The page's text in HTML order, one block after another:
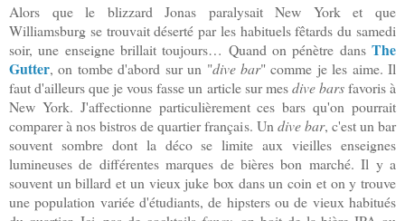
Alors que le blizzard Jonas paralysait New York et que
Williamsburg se trouvait déserté par les habituels fêtards du samedi
soir, une enseigne brillait toujours… Quand on pénètre dans The
Gutter, on tombe d'abord sur un "dive bar" comme je les aime. Il
faut d'ailleurs que je vous fasse un article sur mesdive barsfavoris à
New York. J'affectionne particulièrement ces bars qu'on pourrait
comparer à nos bistros de quartier français. Un dive bar, c'est un bar
souvent sombre dont la déco se limite aux vieilles enseignes
lumineuses de différentes marques de bières bon marché. Il y a
souvent un billard et un vieux juke box dans un coin et on y trouve
une population variée d'étudiants, de hipsters ou de vieux habitués